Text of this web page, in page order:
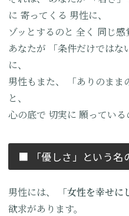
に 寄ってくる 男性に、
ゾッとするのと 全く 同じ感
あなたが
「条件だけではな
に、
男性もまた、
「ありのまま
と、
心の底で 切実に 願っている
■ 「優しさ」という名
男性には、 「女性を幸せに
欲求があります。